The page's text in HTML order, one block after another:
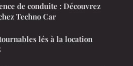
de conduite : Découvrez
Techno Car
lés à la location